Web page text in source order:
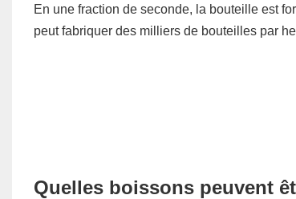
En une fraction de seconde, la bouteille est
peut fabriquer des milliers de bouteilles par
Quelles boissons peuvent